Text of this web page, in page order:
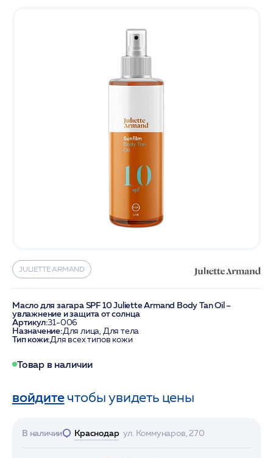
JULIETTE ARMAND
Масло для загара SPF 10 Juliette Armand Body Tan Oil –
увлажнение и защита от солнца
Артикул:31-006
Назначение:Для лица, Для тела
Тип кожи:Для всех типов кожи
Товар в наличии
войдитечтобы увидеть цены
В наличии Краснодар ул. Коммунаров, 270